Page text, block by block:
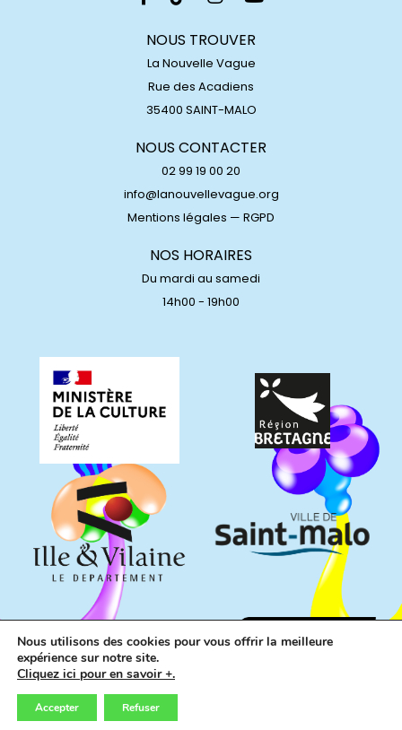
NOUS TROUVER
La Nouvelle Vague
Rue des Acadiens
35400 SAINT-MALO
NOUS CONTACTER
02 99 19 00 20
info@lanouvellevague.org
Mentions légales — RGPD
NOS HORAIRES
Du mardi au samedi
14h00 - 19h00
Nous utilisons des cookies pour vous offrir la meilleure
expérience sur notre site.
Cliquez ici pour en savoir +.
Accepter Refuser